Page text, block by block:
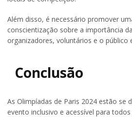
Além disso, é necessário promover
conscientização sobre a importância
organizadores, voluntários e o público
Conclusão
As Olimpíadas de Paris 2024 estão se
evento inclusivo e acessível para